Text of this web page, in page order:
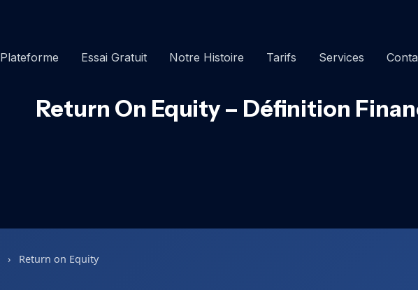
Plateforme
Essai Gratuit Notre Histoire Tarifs Services
Return On Equity – Définition
› Return on Equity